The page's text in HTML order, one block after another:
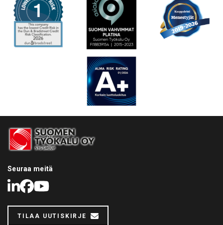
Seuraa meitä
LinkedIn
Facebook
Youtube
TILAA UUTISKIRJE